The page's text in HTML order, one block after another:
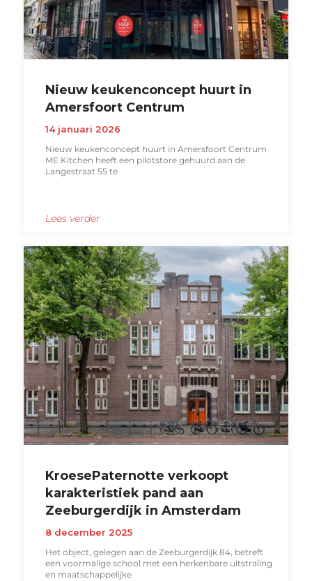
Nieuw keukenconcept huurt in
Amersfoort Centrum
14 januari 2026
Nieuw keukenconcept huurt in Amersfoort Centrum
ME Kitchen heeft een pilotstore gehuurd aan de
Langestraat 55 te
Lees verder
KroesePaternotte verkoopt
karakteristiek pand aan
Zeeburgerdijk in Amsterdam
8 december 2025
Het object, gelegen aan de Zeeburgerdijk 84, betreft
een voormalige school met een herkenbare uitstraling
en maatschappelijke